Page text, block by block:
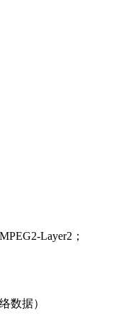
Layer2；
数据）